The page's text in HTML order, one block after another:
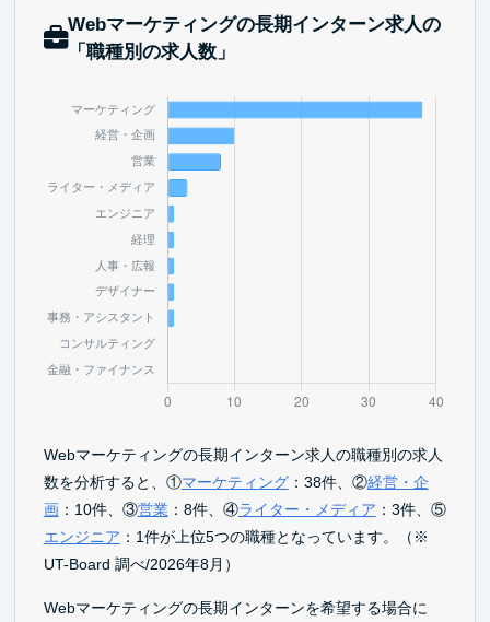
Webマーケティングの長期インターン求人の
「職種別の求人数」
Webマーケティングの長期インターン求人の職種別の求人
数を分析すると、①マーケティング：38件、②経営・企
画：10件、③営業：8件、④ライター・メディア ：3件、⑤
エンジニア ：1件が上位5つの職種となっています。（※
UT-Board 調べ/2026年8月）
Webマーケティングの長期インターンを希望する場合に